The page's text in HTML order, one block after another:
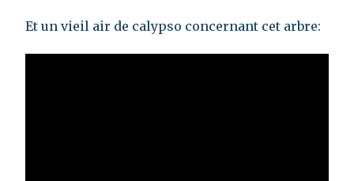
Et un vieil air de calypso concernant cet arbre: